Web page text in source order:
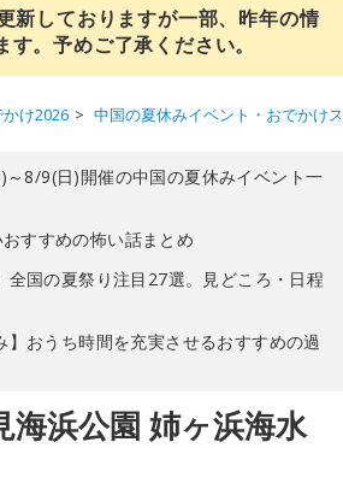
新しておりますが一部、昨年の情
す。予めご了承ください。
け2026 中国の夏休みイベント・おでかけ
～8/9(日)開催の中国の夏休みイベント一
すすめの怖い話まとめ
全国の夏祭り注目27選。見どころ・日程
】おうち時間を充実させるおすすめの過
海浜公園 姉ヶ浜海水